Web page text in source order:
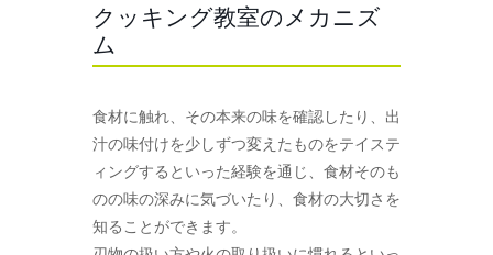
クッキング教室のメカニズ
ム
食材に触れ、その本来の味を確認したり、出
汁の味付けを少しずつ変えたものをテイステ
ィングするといった経験を通じ、食材そのも
のの味の深みに気づいたり、食材の大切さを
知ることができます。